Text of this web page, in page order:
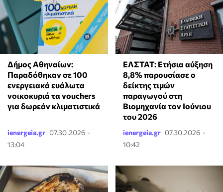
Δήμος Αθηναίων:
Παραδόθηκαν σε 100
ενεργειακά ευάλωτα
νοικοκυριά τα vouchers
για δωρεάν κλιματιστικά
ienergeia.gr 07.30.2026 -
13:04
ΕΛΣΤΑΤ: Ετήσια αύξηση
8,8% παρουσίασε ο
δείκτης τιμών
παραγωγού στη
Βιομηχανία τον Ιούνιου
του 2026
ienergeia.gr 07.30.2026 -
10:42